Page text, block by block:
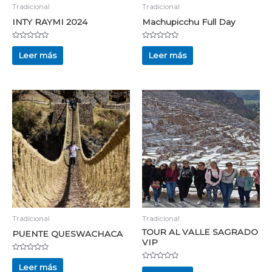
Tradicional
INTY RAYMI 2024
Valorado
con
de
Leer más
Tradicional
Machupicchu Full Day
Valorado
con
de
Leer más
Tradicional
PUENTE QUESWACHACA
Valorado
conLeer más
Tradicional
TOUR AL VALLE SAGRADO
VIP
Valorado